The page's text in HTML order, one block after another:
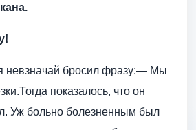
невзначай бросил фразу:— Мы
показалось, что он
Уж больно болезненным был